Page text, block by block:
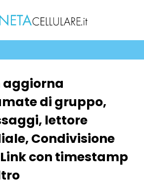
aggiorna
di gruppo,
lettore
Condivisione
con timestamp